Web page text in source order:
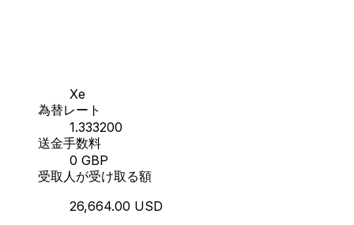
Xe
為替レート
1.333200
送金手数料
0 GBP
受取人が受け取る額
26,664.00 USD